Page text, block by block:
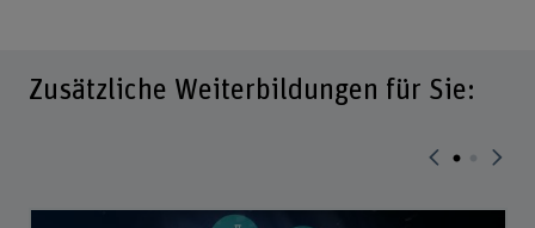
Zusätzliche Weiterbildungen für Sie: